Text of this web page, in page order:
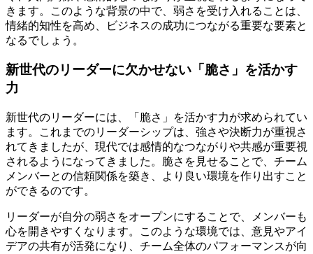
きます。このような背景の中で、弱さを受け入れることは、
情緒的知性を高め、ビジネスの成功につながる重要な要素と
なるでしょう。
新世代のリーダーに欠かせない「脆さ」を活かす
力
新世代のリーダーには、「脆さ」を活かす力が求められてい
ます。これまでのリーダーシップは、強さや決断力が重視さ
れてきましたが、現代では感情的なつながりや共感が重要視
されるようになってきました。脆さを見せることで、チーム
メンバーとの信頼関係を築き、より良い環境を作り出すこと
ができるのです。
リーダーが自分の弱さをオープンにすることで、メンバーも
心を開きやすくなります。このような環境では、意見やアイ
デアの共有が活発になり、チーム全体のパフォーマンスが向